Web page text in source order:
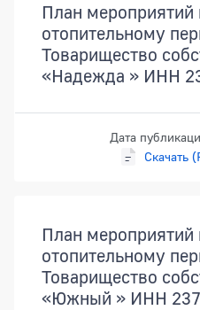
План мероприятий
отопительному
Товарищество
«Надежда » ИНН
Дата
Скачать
План мероприятий
отопительному
Товарищество
«Южный » ИНН